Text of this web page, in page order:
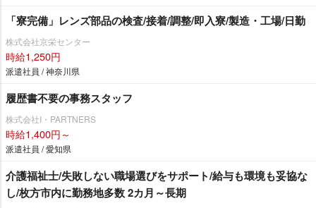
「寮完備」レンズ部品の検査/接着/調整/即入寮/製造・工場/日勤
株式会社京栄センター
時給1,250円
派遣社員 / 神奈川県
履歴書不要の事務スタッフ
株式会社I・PARTNERS
時給1,400円～
派遣社員 / 愛知県
介護福祉士/失敗しない職場選びをサポート/給与も環境も妥協な
し/枚方市内に勤務地多数 2カ月～長期